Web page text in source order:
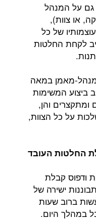
גם על המנהל
או צוות),
של כל
לקחת החלטות
מנהל-מאמן במאה
ביצוע המשימות
ומתקצרים והן,
על כל הצוות,
החלטות העובד
ודפוס קבלת
ישירה של
ברוב שעות
במהלך היום.